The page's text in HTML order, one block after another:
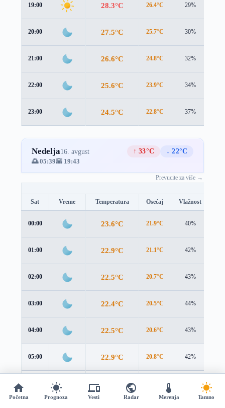
19:00 28.3°C 26.4°C 29%
20:00 27.5°C 25.7°C 30%
21:00 26.6°C 24.8°C 32%
22:00 25.6°C 23.9°C 34%
23:00 24.5°C 22.8°C 37%
Nedelja16. avgust ↑ 33°C
↓ 22°C
🌅 05:39🌇 19:43
Prevucite za više →
Sat Vreme Temperatura Osećaj Vlažnost
00:00 23.6°C 21.9°C 40%
01:00 22.9°C 21.1°C 42%
02:00 22.5°C 20.7°C 43%
03:00 22.4°C 20.5°C 44%
04:00 22.5°C 20.6°C 43%
05:00 22.9°C 20.8°C 42%
Početna Prognoza Vesti Radar Merenja Tamno